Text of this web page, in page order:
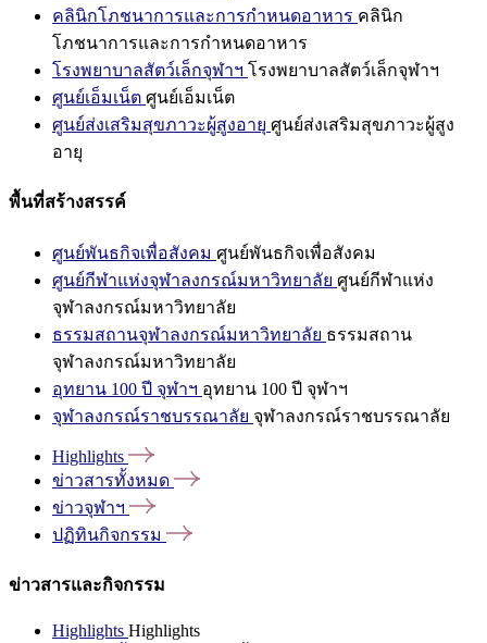
คลินิกโภชนาการและการกำหนดอาหาร คลินิก
โภชนาการและการกำหนดอาหาร
โรงพยาบาลสัตว์เล็กจุฬาฯ โรงพยาบาลสัตว์เล็กจุฬาฯ
ศูนย์เอ็มเน็ต ศูนย์เอ็มเน็ต
ศูนย์ส่งเสริมสุขภาวะผู้สูงอายุ ศูนย์ส่งเสริมสุขภาวะผู้สูง
อายุ
พื้นที่สร้างสรรค์
ศูนย์พันธกิจเพื่อสังคม ศูนย์พันธกิจเพื่อสังคม
ศูนย์กีฬาแห่งจุฬาลงกรณ์มหาวิทยาลัย ศูนย์กีฬาแห่ง
จุฬาลงกรณ์มหาวิทยาลัย
ธรรมสถานจุฬาลงกรณ์มหาวิทยาลัย ธรรมสถาน
จุฬาลงกรณ์มหาวิทยาลัย
อุทยาน 100 ปี จุฬาฯ อุทยาน 100 ปี จุฬาฯ
จุฬาลงกรณ์ราชบรรณาลัย จุฬาลงกรณ์ราชบรรณาลัย
Highlights
ข่าวสารทั้งหมด
ข่าวจุฬาฯ
ปฏิทินกิจกรรม
ข่าวสารและกิจกรรม
Highlights Highlights